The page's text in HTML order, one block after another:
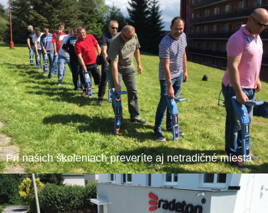
Pri našich školeniach preveríte aj netradičné miesta